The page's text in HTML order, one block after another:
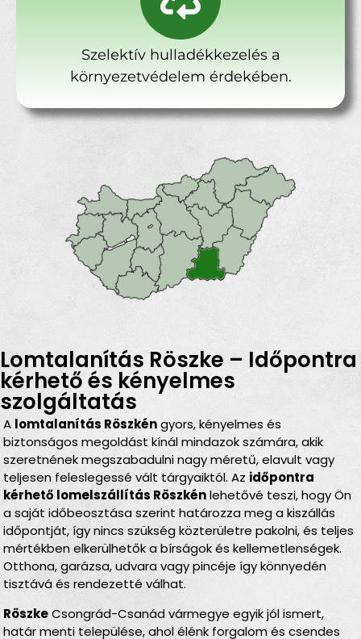
Szelektív hulladékkezelés a
környezetvédelem érdekében.
Lomtalanítás Röszke – Időpontra
kérhető és kényelmes
szolgáltatás
A lomtalanítás Röszkéngyors, kényelmes és
biztonságos megoldást kínál mindazok számára, akik
szeretnének megszabadulni nagy méretű, elavult vagy
teljesen feleslegessé vált tárgyaiktól. Az időpontra
kérhető lomelszállítás Röszkénlehetővé teszi, hogy Ön
a saját időbeosztása szerint határozza meg a kiszállás
időpontját, így nincs szükség közterületre pakolni, és teljes
mértékben elkerülhetők a bírságok és kellemetlenségek.
Otthona, garázsa, udvara vagy pincéje így könnyedén
tisztává és rendezetté válhat.
RöszkeCsongrád-Csanád vármegye egyik jól ismert,
határ menti települése, ahol élénk forgalom és csendes